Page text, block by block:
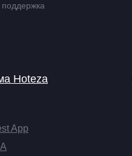
Hoteza
App
поддержка